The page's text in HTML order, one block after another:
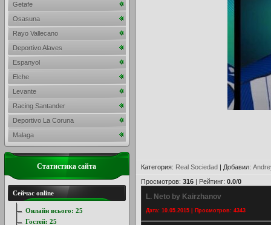
Категория: Real Sociedad | Добавил:
Просмотров: 316 | Рейтинг: 0.0/0
L. Neto by Kairzhanov
Дата: 10.05.2015 | Просмотров: 4343
Getafe
Osasuna
Rayo Vallecano
Deportivo Alaves
Espanyol
Elche
Levante
Racing Santander
Deportivo La Coruna
Malaga
Статистика сайта
Сейчас online
Онлайн всього: 25
Гостей: 25